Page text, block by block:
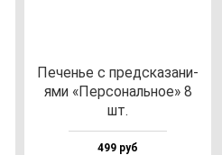
Печенье с пред­ска­за­ни­
ями «Пер­со­наль­ное» 8
шт.
499 руб